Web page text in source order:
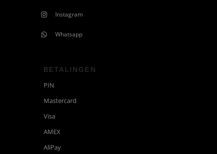
Instagram
Whatsapp
BETALINGEN
PIN
Mastercard
Visa
AMEX
AliPay